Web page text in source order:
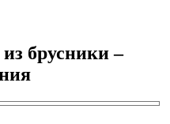
брусники –